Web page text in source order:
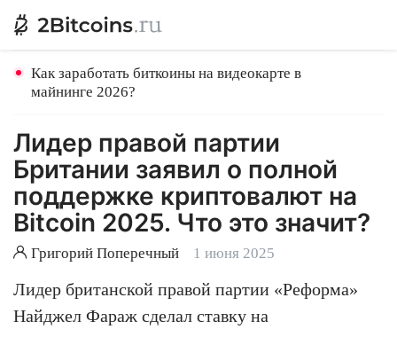
Как заработать биткоины на видеокарте в
майнинге 2026?
Лидер правой партии
Британии заявил о полной
поддержке криптовалют на
Bitcoin 2025. Что это значит?
Григорий Поперечный 1 июня 2025
Лидер британской правой партии «Реформа»
Найджел Фараж сделал ставку на